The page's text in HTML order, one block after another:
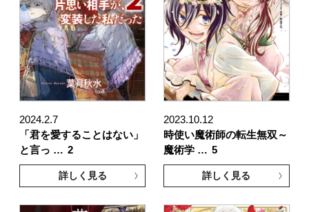
2024.2.7
「君を愛することはない」
と言っ … 2
詳しく見る
2023.10.12
時使い魔術師の転生無双～
魔術学 … 5
詳しく見る